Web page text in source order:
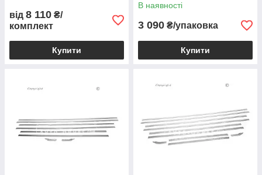
від 8 110 ₴/
комплект
Купити
В наявності
3 090 ₴/упаковка
Купити